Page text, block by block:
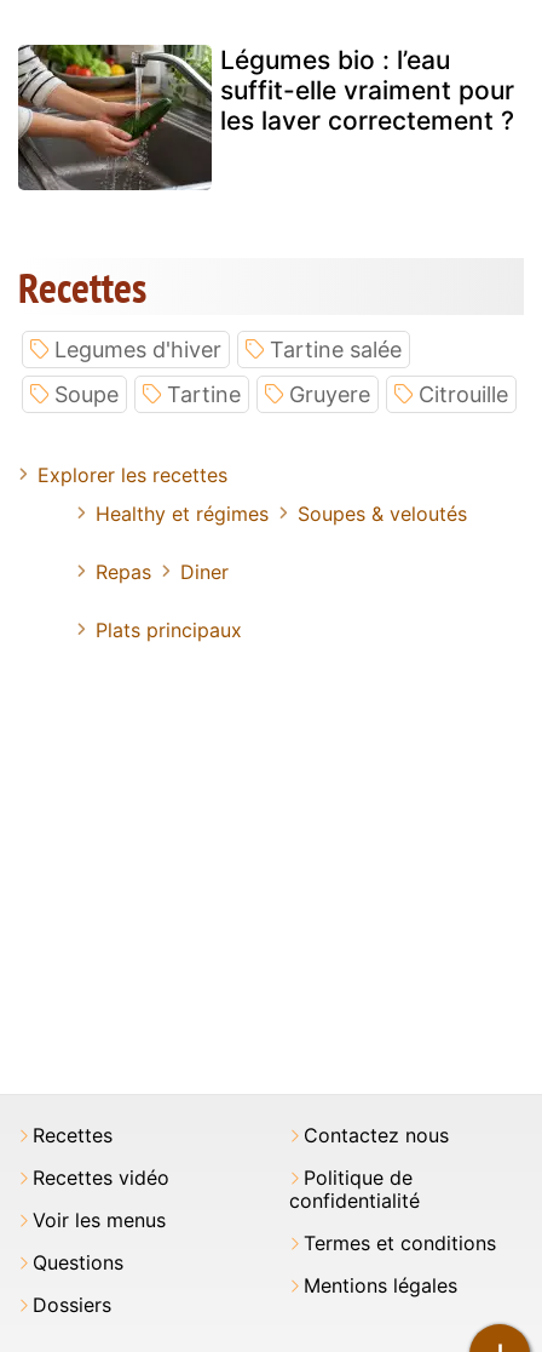
Légumes bio : l’eau
suffit-elle vraiment pour
les laver correctement ?
Recettes
Legumes d'hiver
Tartine salée
Soupe
Tartine Gruyere Citrouille
Explorer les recettes
Healthy et régimes
Soupes & veloutés
Repas Diner
Plats principaux
Recettes
Recettes vidéo
Voir les menus
Questions
Dossiers
Contactez nous
Politique de
confidentialité
Termes et conditions
Mentions légales